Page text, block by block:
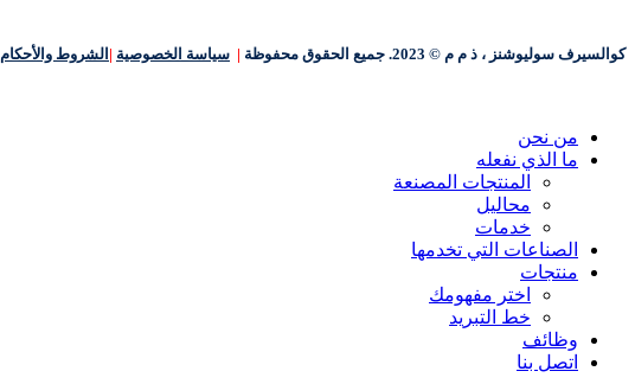
كوالسيرف سوليوشنز ، ذ م م © 2023. جميع الحقوق محفوظة | سياسة الخصوصية | الشروط والأحكام
إغلاق
القائمة
من نحن
ما الذي نفعله
المنتجات المصنعة
محاليل
خدمات
الصناعات التي تخدمها
منتجات
اختر مفهومك
خط التبريد
وظائف
اتصل بنا